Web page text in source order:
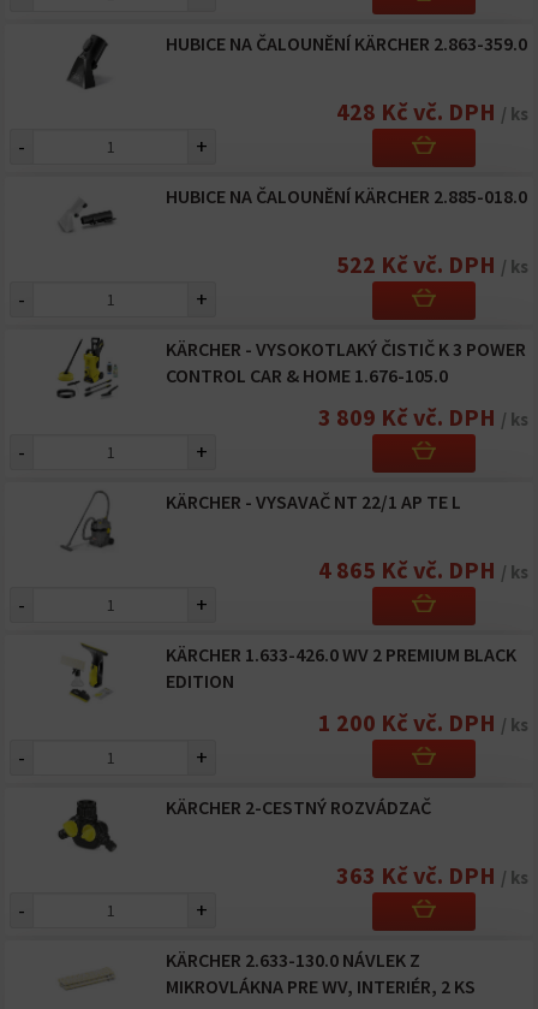
HUBICE NA ČALOUNĚNÍ KÄRCHER 2.863-359.0
428 Kč vč. DPH / ks
- +
HUBICE NA ČALOUNĚNÍ KÄRCHER 2.885-018.0
522 Kč vč. DPH / ks
- +
KÄRCHER - VYSOKOTLAKÝ ČISTIČ K 3 POWER
CONTROL CAR & HOME 1.676-105.0
3 809 Kč vč. DPH / ks
- +
KÄRCHER - VYSAVAČ NT 22/1 AP TE L
4 865 Kč vč. DPH / ks
- +
KÄRCHER 1.633-426.0 WV 2 PREMIUM BLACK
EDITION
1 200 Kč vč. DPH / ks
- +
KÄRCHER 2-CESTNÝ ROZVÁDZAČ
363 Kč vč. DPH / ks
- +
KÄRCHER 2.633-130.0 NÁVLEK Z
MIKROVLÁKNA PRE WV, INTERIÉR, 2 KS